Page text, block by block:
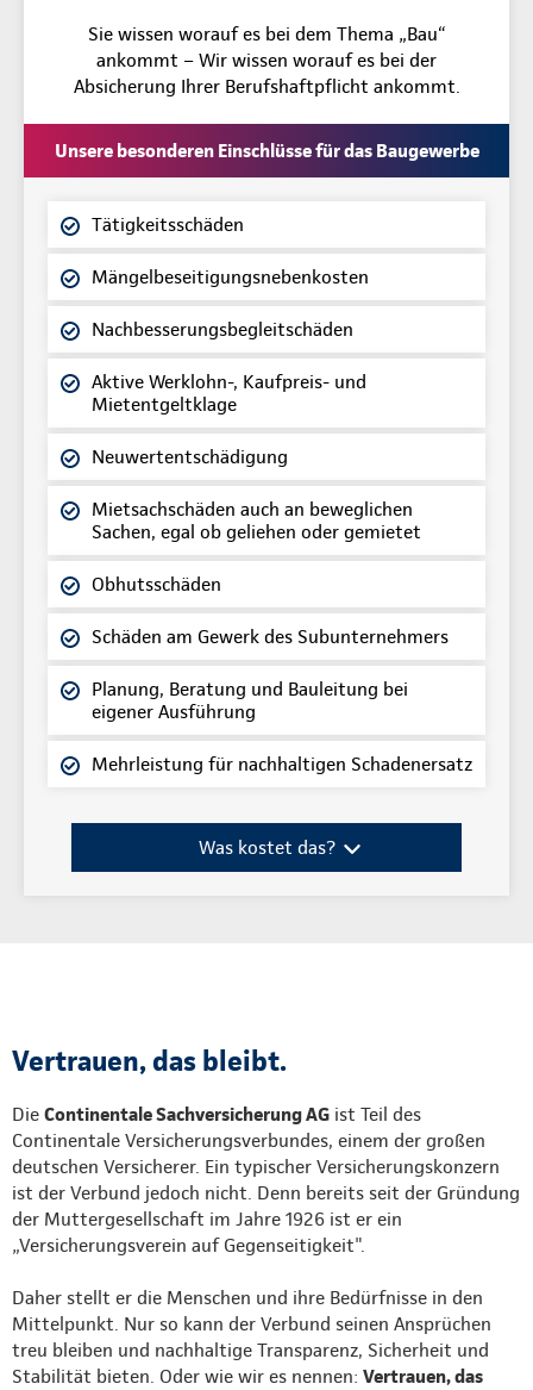
Sie wissen worauf es bei dem Thema „Bau“
ankommt – Wir wissen worauf es bei der
Absicherung Ihrer Berufshaftpflicht ankommt.
Unsere besonderen Einschlüsse für das Baugewerbe
Tätigkeitsschäden
Mängelbeseitigungsnebenkosten
Nachbesserungsbegleitschäden
Aktive Werklohn-, Kaufpreis- und
Mietentgeltklage
Neuwertentschädigung
Mietsachschäden auch an beweglichen
Sachen, egal ob geliehen oder gemietet
Obhutsschäden
Schäden am Gewerk des Subunternehmers
Planung, Beratung und Bauleitung bei
eigener Ausführung
Mehrleistung für nachhaltigen Schadenersatz
Was kostet das?
Vertrauen, das bleibt.
Die Continentale Sachversicherung AG ist Teil des
Continentale Versicherungsverbundes, einem der großen
deutschen Versicherer. Ein typischer Versicherungskonzern
ist der Verbund jedoch nicht. Denn bereits seit der Gründung
der Muttergesellschaft im Jahre 1926 ist er ein
„Versicherungsverein auf Gegenseitigkeit".
Daher stellt er die Menschen und ihre Bedürfnisse in den
Mittelpunkt. Nur so kann der Verbund seinen Ansprüchen
treu bleiben und nachhaltige Transparenz, Sicherheit und
Stabilität bieten. Oder wie wir es nennen: Vertrauen, das